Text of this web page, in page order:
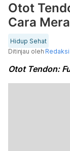
Otot
Cara
Hidup Sehat
Ditinjau oleh
Otot Tendon: